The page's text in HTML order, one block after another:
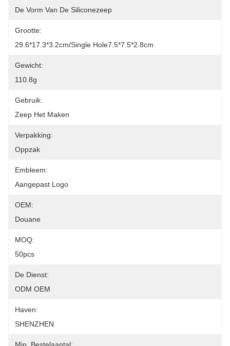
De Vorm Van De Siliconezeep
Grootte:
29.6*17.3*3.2cm/Single Hole7.5*7.5*2.8cm
Gewicht:
110.8g
Gebruik:
Zeep Het Maken
Verpakking:
Oppzak
Embleem:
Aangepast Logo
OEM:
Douane
MOQ:
50pcs
De Dienst:
ODM OEM
Haven:
SHENZHEN